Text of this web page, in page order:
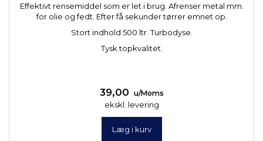
Effektivt rensemiddel som er let i brug. Afrenser metal mm.
for olie og fedt. Efter få sekunder tørrer emnet op.
Stort indhold 500 ltr. Turbodyse.
Tysk topkvalitet.
39,00 u/Moms
ekskl. levering
Læg i kurv